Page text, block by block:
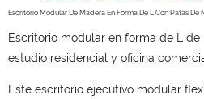
Escritorio Modular De Madera En Forma De L Con Patas De
Escritorio modular en forma de L
estudio residencial y oficina
Este escritorio ejecutivo modular